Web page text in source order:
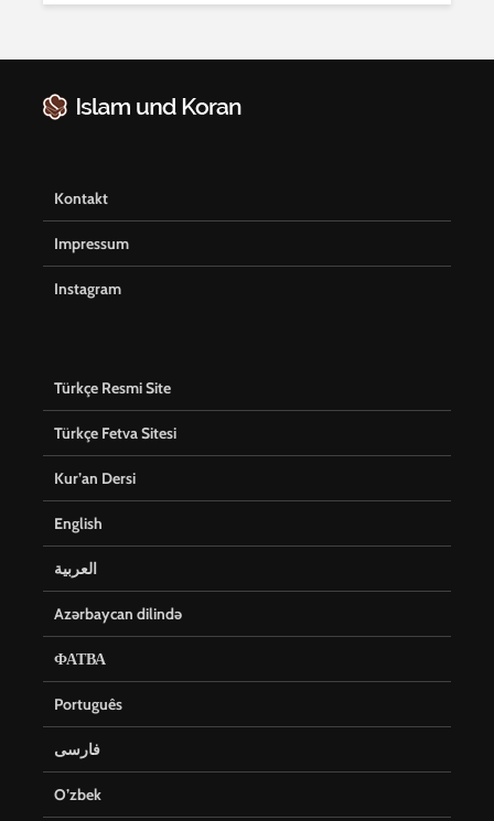
Kontakt
Impressum
Instagram
Türkçe Resmi Site
Türkçe Fetva Sitesi
Kur’an Dersi
English
العربية
Azərbaycan dilində
ФАТВА
Português
فارسی
O’zbek